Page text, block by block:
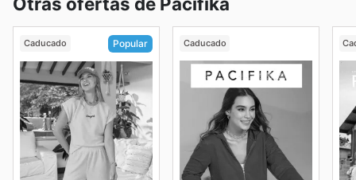
Caducado Popular Caducado